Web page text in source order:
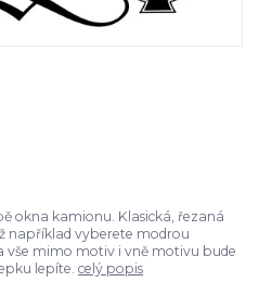
okna kamionu. Klasická, řezaná
například vyberete modrou
vše mimo motiv i vně motivu bude
lepíte. celý popis